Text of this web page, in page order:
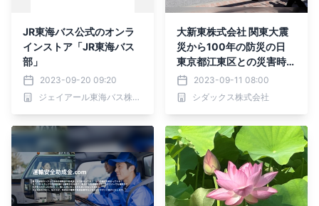
JR東海バス公式のオンラ
インストア「JR東海バス
部」
2023-09-20 09:20
ジェイアール東海バス株式会社
大新東株式会社 関東大震
災から100年の防災の日
東京都江東区との災害時協
力協定に基づく水害時事前
避難訓練（バス移送）の実
証実験に協力
2023-09-11 08:00
シダックス株式会社